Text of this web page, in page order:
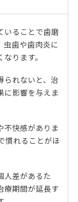
いることで歯磨
虫歯や歯肉炎に
ります。
られないと、治
に影響を与えま
不快感がありま
慣れることがほ
人差があるた
療期間が延長す